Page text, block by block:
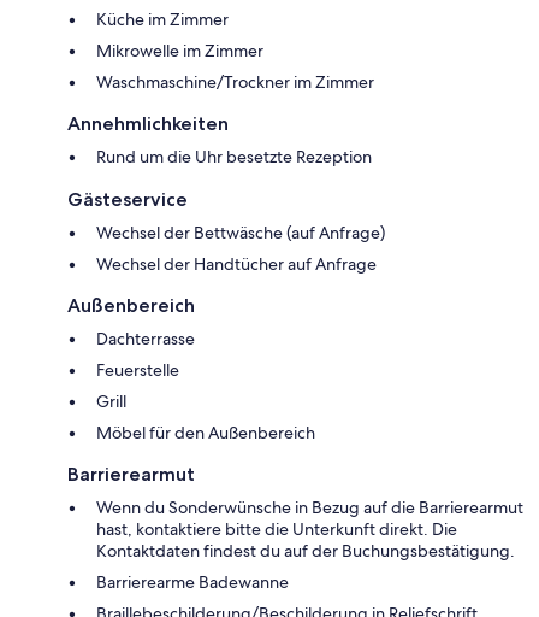
Küche im Zimmer
Mikrowelle im Zimmer
Waschmaschine/Trockner im Zimmer
Annehmlichkeiten
Rund um die Uhr besetzte Rezeption
Gästeservice
Wechsel der Bettwäsche (auf Anfrage)
Wechsel der Handtücher auf Anfrage
Außenbereich
Dachterrasse
Feuerstelle
Grill
Möbel für den Außenbereich
Barrierearmut
Wenn du Sonderwünsche in Bezug auf die Barrierearmut
hast, kontaktiere bitte die Unterkunft direkt. Die
Kontaktdaten findest du auf der Buchungsbestätigung.
Barrierearme Badewanne